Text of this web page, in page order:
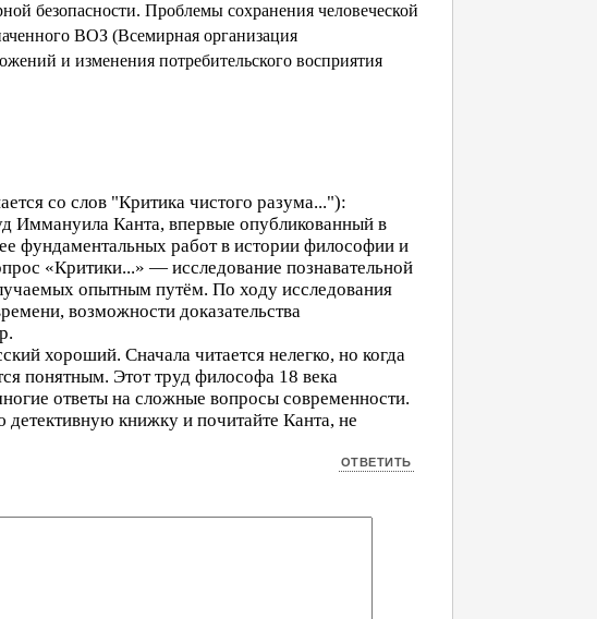
безопасности. Проблемы сохранения человеческой
ВОЗ (Всемирная организация
и изменения потребительского восприятия
со слов "Критика чистого разума..."):
Иммануила Канта, впервые опубликованный в
фундаментальных работ в истории философии и
«Критики...» — исследование познавательной
опытным путём. По ходу исследования
возможности доказательства
хороший. Сначала читается нелегко, но когда
понятным. Этот труд философа 18 века
ответы на сложные вопросы современности.
книжку и почитайте Канта, не